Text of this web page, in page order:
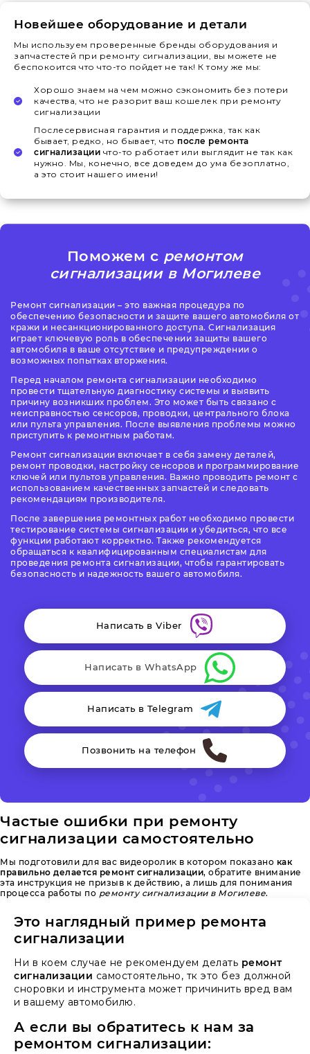
Новейшее оборудование и детали
Мы используем проверенные бренды оборудования и
запчастестей при ремонту сигнализации, вы можете не
беспокоится что что-то пойдет не так! К тому же мы:
Хорошо знаем на чем можно сэкономить без потери
качества, что не разорит ваш кошелек при ремонту
сигнализации
Послесервисная гарантия и поддержка, так как
бывает, редко, но бывает, что после ремонта
сигнализации что-то работает или выглядит не так как
нужно. Мы, конечно, все доведем до ума безоплатно,
а это стоит нашего имени!
Поможем с ремонтом
сигнализации в Могилеве
Ремонт сигнализации – это важная процедура по
обеспечению безопасности и защите вашего автомобиля от
кражи и несанкционированного доступа. Сигнализация
играет ключевую роль в обеспечении защиты вашего
автомобиля в ваше отсутствие и предупреждении о
возможных попытках вторжения.
Перед началом ремонта сигнализации необходимо
провести тщательную диагностику системы и выявить
причину возникших проблем. Это может быть связано с
неисправностью сенсоров, проводки, центрального блока
или пульта управления. После выявления проблемы можно
приступить к ремонтным работам.
Ремонт сигнализации включает в себя замену деталей,
ремонт проводки, настройку сенсоров и программирование
ключей или пультов управления. Важно проводить ремонт с
использованием качественных запчастей и следовать
рекомендациям производителя.
После завершения ремонтных работ необходимо провести
тестирование системы сигнализации и убедиться, что все
функции работают корректно. Также рекомендуется
обращаться к квалифицированным специалистам для
проведения ремонта сигнализации, чтобы гарантировать
безопасность и надежность вашего автомобиля.
Написать в Viber
Написать в WhatsApp
Написать в Telegram
Позвонить на телефон
Частые ошибки при ремонту
сигнализации самостоятельно
Мы подготовили для вас видеоролик в котором показано как
правильно делается ремонт сигнализации, обратите внимание
эта инструкция не призыв к действию, а лишь для понимания
процесса работы по ремонту сигнализации в Могилеве.
Это наглядный пример ремонта
сигнализации
Ни в коем случае не рекомендуем делать ремонт
сигнализации самостоятельно, тк это без должной
сноровки и инструмента может причинить вред вам
и вашему автомобилю.
А если вы обратитесь к нам за
ремонтом сигнализации: